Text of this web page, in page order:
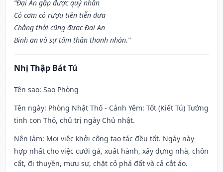
“Đại An gặp được quý nhân
Có cơm có rượu tiền tiễn đưa
Chẳng thời cũng được Đại An
Bình an vô sự tấm thân thanh nhàn.”
Nhị Thập Bát Tú
Tên sao: Sao Phòng
Tên ngày: Phòng Nhật Thố - Cảnh Yêm: Tốt (Kiết Tú) Tướng
tinh con Thỏ, chủ trị ngày Chủ nhật.
Nên làm: Mọi việc khởi công tạo tác đều tốt. Ngày này
hợp nhất cho việc cưới gả, xuất hành, xây dựng nhà, chôn
cất, đi thuyền, mưu sự, chặt cỏ phá đất và cả cắt áo.